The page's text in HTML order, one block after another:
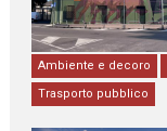
Ambiente e decoro
Trasporto pubblico